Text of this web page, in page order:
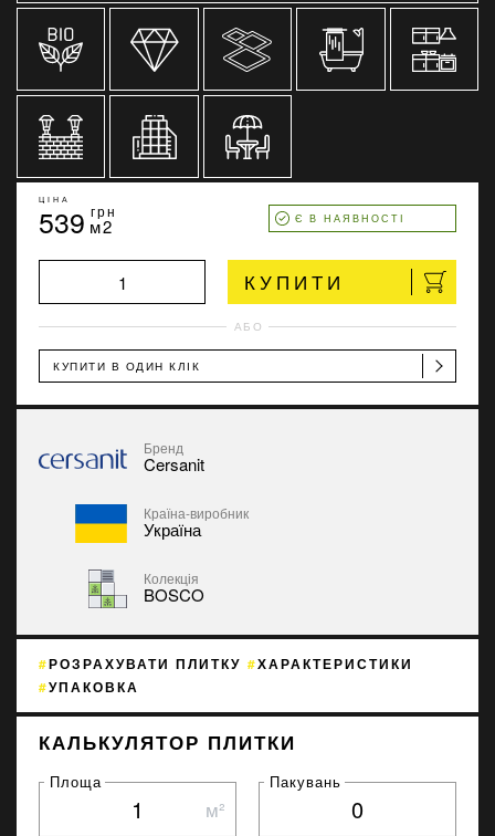
ЦІНА
539 грн
м2 Є В НАЯВНОСТІ
КУПИТИ
АБО
КУПИТИ В ОДИН КЛІК
Бренд
Cersanit
Країна-виробник
Україна
Колекція
BOSCO
РОЗРАХУВАТИ ПЛИТКУ
ХАРАКТЕРИСТИКИ
УПАКОВКА
КАЛЬКУЛЯТОР ПЛИТКИ
Площа
м²
Пакувань